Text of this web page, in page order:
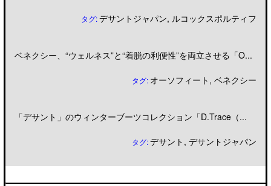
タグ:デサントジャパン, ルコックスポルティフ
ベネクシー、“ウェルネス”と“着脱の利便性”を両立させる「O...
タグ: オーソフィート ,ベネクシー
「デサント」のウィンターブーツコレクション「D.Trace（...
タグ:デサント ,デサントジャパン